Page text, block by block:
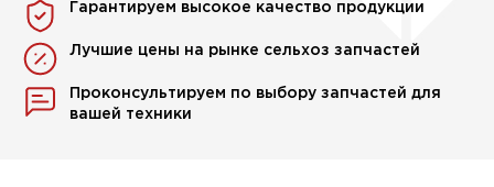
Гарантируем высокое качество продукции
Лучшие цены на рынке сельхоз запчастей
Проконсультируем по выбору запчастей для
вашей техники